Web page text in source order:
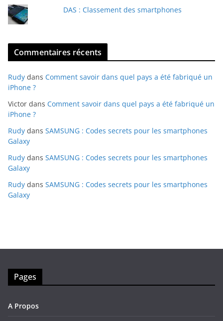
DAS : Classement des smartphones
Commentaires récents
Rudy dans Comment savoir dans quel pays a été fabriqué un
iPhone ?
Victor dans Comment savoir dans quel pays a été fabriqué un
iPhone ?
Rudy dans SAMSUNG : Codes secrets pour les smartphones
Galaxy
Rudy dans SAMSUNG : Codes secrets pour les smartphones
Galaxy
Rudy dans SAMSUNG : Codes secrets pour les smartphones
Galaxy
Pages
A Propos